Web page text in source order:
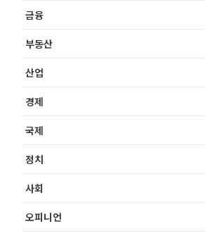
금융
부동산
산업
경제
국제
정치
사회
오피니언